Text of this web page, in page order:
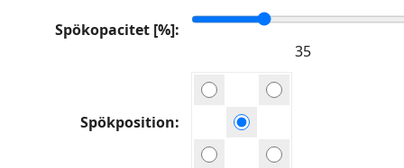
Spökopacitet [%]
Spökposition